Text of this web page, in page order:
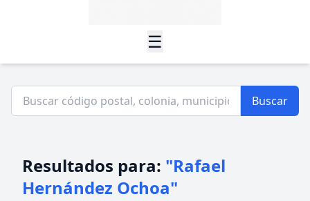
☰
Buscar
Resultados para: "Rafael
Hernández Ochoa"